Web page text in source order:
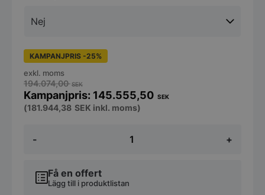
-
iKore
20x
+
KAMPANJPRIS -25%
194.074,00SEK
145.555,50 SEK
exkl. moms
(181.944,38 SEK inkl. moms)
Få en offert
Lägg till i produktlistan